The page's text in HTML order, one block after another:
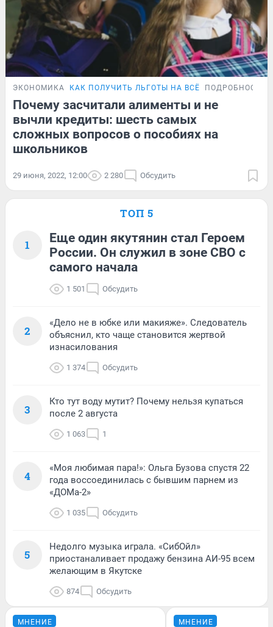
ЭКОНОМИКА КАК ПОЛУЧИТЬ ЛЬГОТЫ НА ВСЁ ПОДРОБНОСТИ
Почему засчитали алименты и не
вычли кредиты: шесть самых
сложных вопросов о пособиях на
школьников
29 июня, 2022, 12:00 2 280 Обсудить
ТОП 5
1
Еще один якутянин стал Героем
России. Он служил в зоне СВО с
самого начала
1 501 Обсудить
2
«Дело не в юбке или макияже». Следователь
объяснил, кто чаще становится жертвой
изнасилования
1 374 Обсудить
3
Кто тут воду мутит? Почему нельзя купаться
после 2 августа
1 063 1
4
«Моя любимая пара!»: Ольга Бузова спустя 22
года воссоединилась с бывшим парнем из
«ДОМа-2»
1 035 Обсудить
5
Недолго музыка играла. «СибОйл»
приостаналивает продажу бензина АИ-95 всем
желающим в Якутске
874 Обсудить
МНЕНИЕ МНЕНИЕ